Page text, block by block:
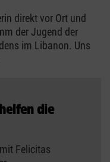
direkt vor Ort und
der Jugend der
im Libanon. Uns
die
Felicitas